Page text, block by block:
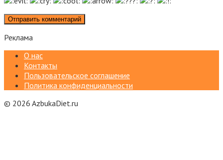
Реклама
О нас
Контакты
Пользовательское соглашение
Политика конфиденциальности
© 2026 AzbukaDiet.ru